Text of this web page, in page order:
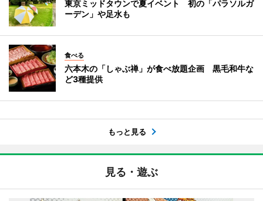
東京ミッドタウンで夏イベント 初の「パラソルガ
ーデン」や足水も
食べる
六本木の「しゃぶ禅」が食べ放題企画 黒毛和牛な
ど3種提供
もっと見る
見る・遊ぶ